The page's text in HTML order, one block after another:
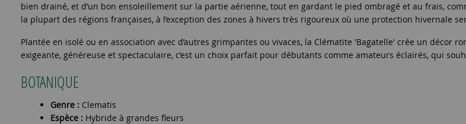
bien drainé, et d’un bon ensoleillement sur la partie aérienne, tout en gardant le pied ombragé et au frais,
la plupart des régions françaises, à l’exception des zones à hivers très rigoureux où une protection hivernale
Plantée en isolé ou en association avec d’autres grimpantes ou vivaces, la Clématite 'Bagatelle' crée un
exigeante, généreuse et spectaculaire, c’est un choix parfait pour débutants comme amateurs éclairés, qui
BOTANIQUE
Genre : Clematis
Espèce : Hybride à grandes fleurs